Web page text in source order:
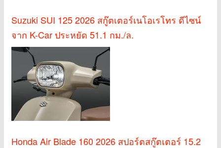
Suzuki SUI 125 2026 สกู๊ตเตอร์เนโอเรโทร ดีไซน์
จาก K-Car ประหยัด 51.1 กม./ล.
Honda Air Blade 160 2026 สปอร์ตสกู๊ตเตอร์ 15.2